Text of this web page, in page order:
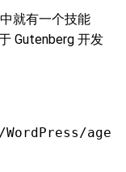
就有一个技能
Gutenberg 开发
age